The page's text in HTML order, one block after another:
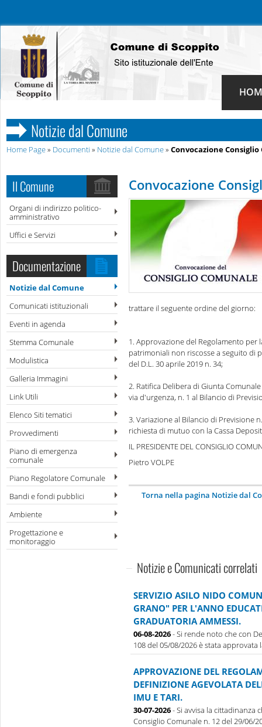
Notizie dal Comune
Home Page» Documenti » Notizie dal Comune» Convocazione
Il Comune
Organi di indirizzo politico-
amministrativo
Uffici e Servizi
Documentazione
Notizie dal Comune
Comunicati istituzionali
Eventi in agenda
Stemma Comunale
Modulistica
Galleria Immagini
Link Utili
Elenco Siti tematici
Provvedimenti
Piano di emergenza
comunale
Piano Regolatore Comunale
Bandi e fondi pubblici
Ambiente
Progettazione e
monitoraggio
Convocazione
trattare il seguente ordine del giorno:
1. Approvazione del Regolamento
patrimoniali non riscosse a seguito di
del D.L. 30 aprile 2019 n. 34;
2. Ratifica Delibera di Giunta
via d'urgenza, n. 1 al Bilancio di
3. Variazione al Bilancio di Previsione
richiesta di mutuo con la Cassa
IL PRESIDENTE DEL CONSIGLIO
Pietro VOLPE
Torna nella pagina Notizie dal
Notizie e Comunicati correlati
SERVIZIO ASILO NIDO
GRANO" PER L'ANNO
GRADUATORIA AMMESSI.
06-08-2026- Si rende noto che con
108 del 05/08/2026 è stata approvata
APPROVAZIONE DEL
DEFINIZIONE AGEVOLATA
IMU E TARI.
30-07-2026- Si avvisa la cittadinanza
Consiglio Comunale n. 12 del 29/06/